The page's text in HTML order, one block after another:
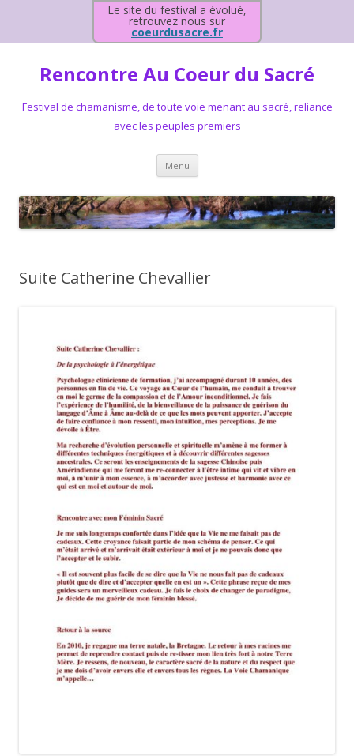
Le site du festival a évolué,
retrouvez nous sur
coeurdusacre.fr
Rencontre Au Coeur du Sacré
Festival de chamanisme, de toute voie menant au sacré, reliance
avec les peuples premiers
Menu Aller au contenu principal
Suite Catherine Chevallier